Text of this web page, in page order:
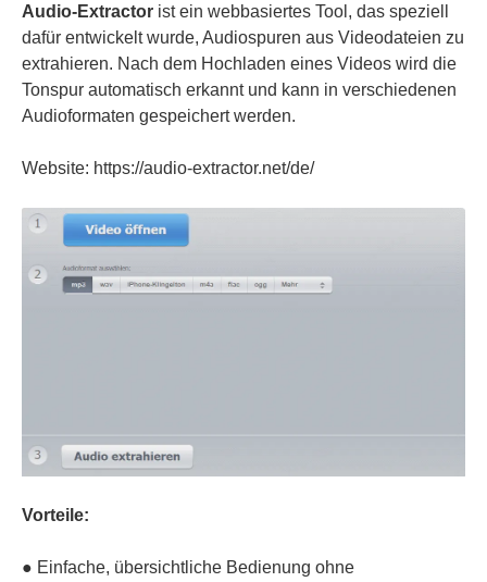
Audio-Extractor ist ein webbasiertes Tool, das speziell
dafür entwickelt wurde, Audiospuren aus Videodateien zu
extrahieren. Nach dem Hochladen eines Videos wird die
Tonspur automatisch erkannt und kann in verschiedenen
Audioformaten gespeichert werden.
Website: https://audio-extractor.net/de/
Vorteile:
● Einfache, übersichtliche Bedienung ohne